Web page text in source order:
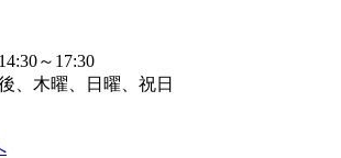
～17:30
、木曜、日曜、祝日